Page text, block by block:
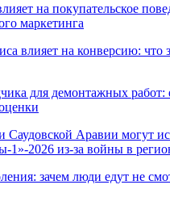
на покупательское
маркетинга
влияет на конверсию: что
для демонтажных работ:
Саудовской Аравии могут
1»-2026 из-за войны в
зачем люди едут не